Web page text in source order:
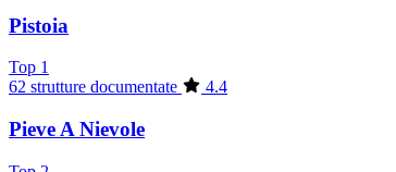
Pistoia
Top 1
62 strutture documentate
4.4
Pieve A Nievole